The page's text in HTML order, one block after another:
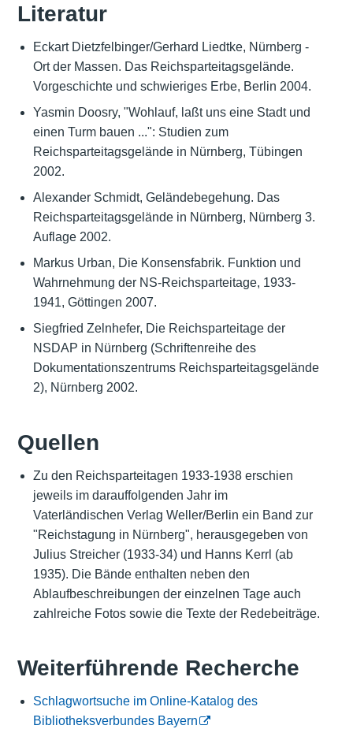
Literatur
Eckart Dietzfelbinger/Gerhard Liedtke, Nürnberg -
Ort der Massen. Das Reichsparteitagsgelände.
Vorgeschichte und schwieriges Erbe, Berlin 2004.
Yasmin Doosry, "Wohlauf, laßt uns eine Stadt und
einen Turm bauen ...": Studien zum
Reichsparteitagsgelände in Nürnberg, Tübingen
2002.
Alexander Schmidt, Geländebegehung. Das
Reichsparteitagsgelände in Nürnberg, Nürnberg 3.
Auflage 2002.
Markus Urban, Die Konsensfabrik. Funktion und
Wahrnehmung der NS-Reichsparteitage, 1933-
1941, Göttingen 2007.
Siegfried Zelnhefer, Die Reichsparteitage der
NSDAP in Nürnberg (Schriftenreihe des
Dokumentationszentrums Reichsparteitagsgelände
2), Nürnberg 2002.
Quellen
Zu den Reichsparteitagen 1933-1938 erschien
jeweils im darauffolgenden Jahr im
Vaterländischen Verlag Weller/Berlin ein Band zur
"Reichstagung in Nürnberg", herausgegeben von
Julius Streicher (1933-34) und Hanns Kerrl (ab
1935). Die Bände enthalten neben den
Ablaufbeschreibungen der einzelnen Tage auch
zahlreiche Fotos sowie die Texte der Redebeiträge.
Weiterführende Recherche
Schlagwortsuche im Online-Katalog des
Bibliotheksverbundes Bayern